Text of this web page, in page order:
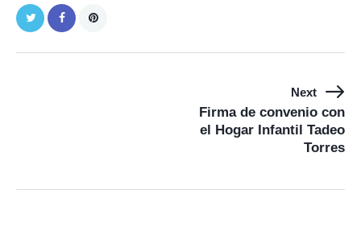
Next
Firma de convenio con
el Hogar Infantil Tadeo
Torres